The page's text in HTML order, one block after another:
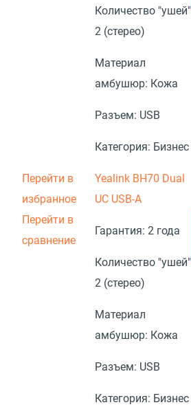
Количество
2 (стерео)
Материал
амбушюр: Кожа
Разъем: USB
Категория: Бизнес
Перейти в
избранное
Перейти в
сравнение
Yealink BH70 Dual
UC USB-A
Гарантия: 2 года
Количество
2 (стерео)
Материал
амбушюр: Кожа
Разъем: USB
Категория: Бизнес